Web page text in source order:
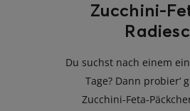
Zucchini-
Du suchst nach einem
Tage? Dann probier‘
Zucchini-Feta-